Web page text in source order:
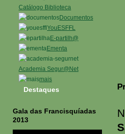
Catálogo Biblioteca
Documentos
YouESFFL
E-partilh@
Ementa
Academia Segur@Net
mais
Destaques
Gala das Francisquíadas
2013